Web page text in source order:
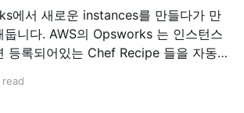
for
#&lt;Class:0x007f511b6ee538&gt; Cookbook
에서 새로운 instances를 만들다가 만
는 인스턴스
등록되어있는 Chef Recipe 들을 자동
에 하나의 App 을 배포하려고
read